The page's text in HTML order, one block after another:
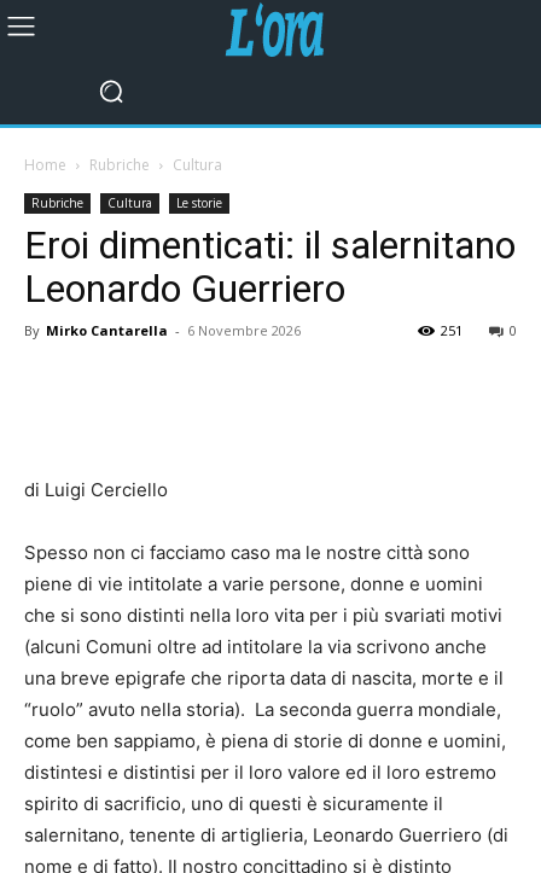
Home Rubriche Cultura
Rubriche Cultura Le storie
Eroi dimenticati: il salernitano
Leonardo Guerriero
By Mirko Cantarella - 6 Novembre 2026 0
251
di Luigi Cerciello
Spesso non ci facciamo caso ma le nostre città sono
piene di vie intitolate a varie persone, donne e uomini
che si sono distinti nella loro vita per i più svariati motivi
(alcuni Comuni oltre ad intitolare la via scrivono anche
una breve epigrafe che riporta data di nascita, morte e il
“ruolo” avuto nella storia). La seconda guerra mondiale,
come ben sappiamo, è piena di storie di donne e uomini,
distintesi e distintisi per il loro valore ed il loro estremo
spirito di sacrificio, uno di questi è sicuramente il
salernitano, tenente di artiglieria, Leonardo Guerriero (di
nome e di fatto). Il nostro concittadino si è distinto